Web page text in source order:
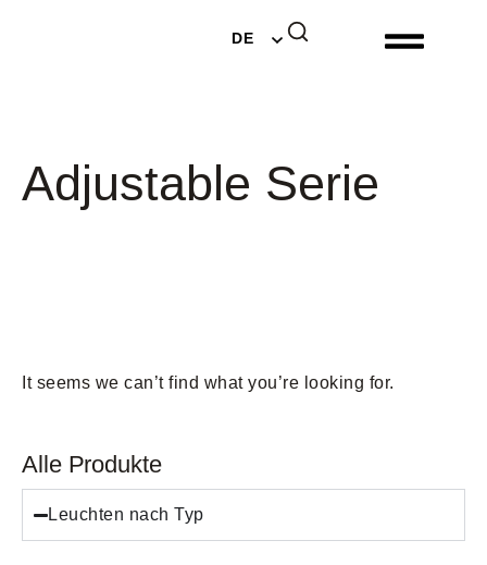
DE
NL
Adjustable Serie
Alle Produkte
Leuchten nach Typ
It seems we can’t find what you’re looking for.